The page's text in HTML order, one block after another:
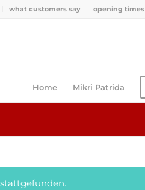
what customers say opening times
Home Mikri Patrida